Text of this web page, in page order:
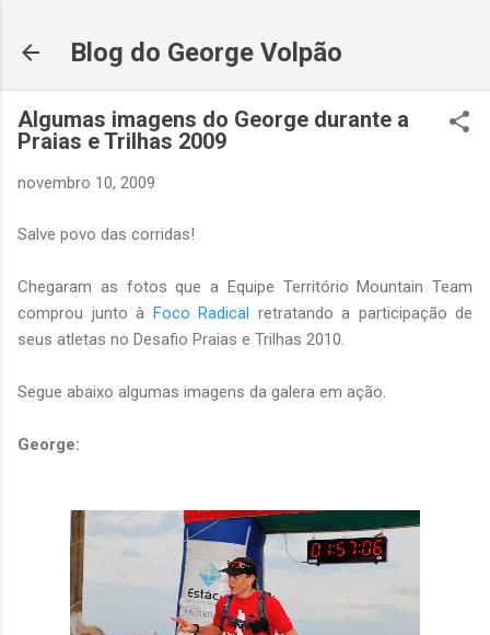
Blog do George Volpão
Algumas imagens do George durante a
Praias e Trilhas 2009
novembro 10, 2009
Salve povo das corridas!
Chegaram as fotos que a Equipe Território Mountain Team
comprou junto à Foco Radical retratando a participação de
seus atletas no Desafio Praias e Trilhas 2010.
Segue abaixo algumas imagens da galera em ação.
George: